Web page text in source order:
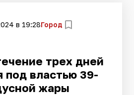
в 19:28Город
трех дней
под властью 39-
жары